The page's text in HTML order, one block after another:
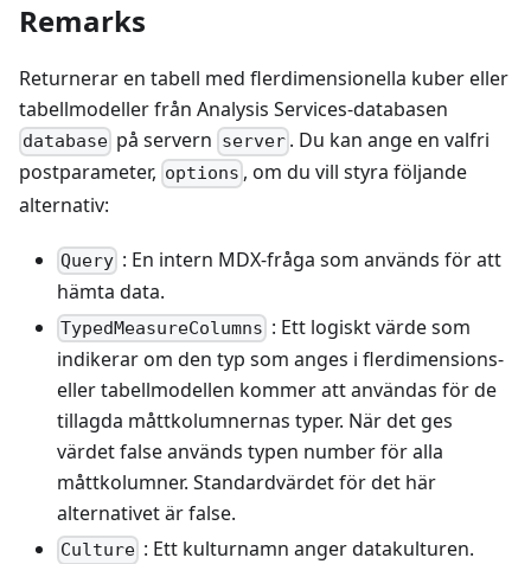
Remarks
Returnerar en tabell med flerdimensionella kuber eller
tabellmodeller från Analysis Services-databasen
database på servern server. Du kan ange en valfri
postparameter, options , om du vill styra följande
alternativ:
Query : En intern MDX-fråga som används för att
hämta data.
TypedMeasureColumns : Ett logiskt värde som
indikerar om den typ som anges i flerdimensions-
eller tabellmodellen kommer att användas för de
tillagda måttkolumnernas typer. När det ges
värdet false används typen number för alla
måttkolumner. Standardvärdet för det här
alternativet är false.
Culture : Ett kulturnamn anger datakulturen.